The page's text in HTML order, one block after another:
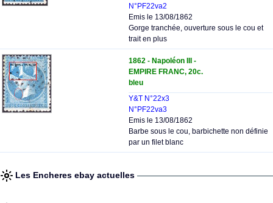
N°PF22va2
Emis le 13/08/1862
Gorge tranchée, ouverture sous le cou et
trait en plus
1862 - Napoléon III -
EMPIRE FRANC, 20c.
bleu
Y&T N°22x3
N°PF22va3
Emis le 13/08/1862
Barbe sous le cou, barbichette non définie
par un filet blanc
Les Encheres ebay actuelles